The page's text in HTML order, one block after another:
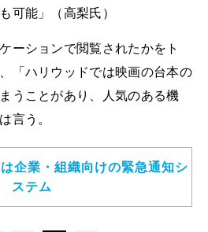
可能」（高梨氏）
ーションで閲覧されたかをト
「ハリウッドでは映画の台本の
うことがあり、人気のある機
言う。
企業・組織向けの緊急通知シ
ステム